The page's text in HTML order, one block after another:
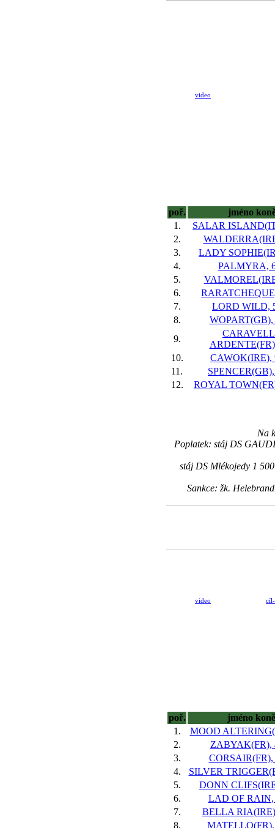
video
poř.
jméno
1.
SALAR
2.
3.
LADY
4.
PALMYRA,
5.
6.
7.
LORD WILD,
8.
WOPART(GB),
9.
10.
CAWOK(IRE),
11.
12.
ROYAL
Na
Poplatek: stáj DS
stáj DS Mlékojedy 1
Sankce: žk.
video
poř.
jméno koně
1.
MOOD
2.
ZABYAK(FR),
3.
CORSAIR(FR),
4.
SILVER
5.
DONN
6.
LAD OF RAIN,
7.
BELLA
8.
MATELLO(FR),